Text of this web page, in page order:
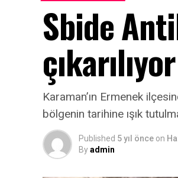
Sbide
çıkarılıyor
Karaman’ın Ermenek
bölgenin tarihine ışık
Published 5 yıl önce on
Byadmin